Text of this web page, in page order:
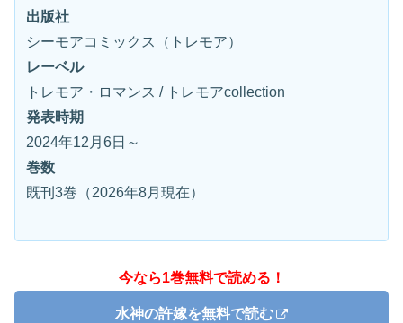
出版社
シーモアコミックス（トレモア）
レーベル
トレモア・ロマンス / トレモアcollection
発表時期
2024年12月6日～
巻数
既刊3巻（2026年8月現在）
今なら1巻無料で読める！
水神の許嫁を無料で読む